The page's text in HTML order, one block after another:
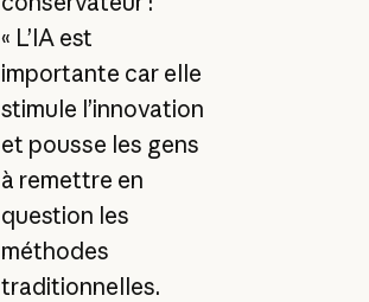
« L’IA est
importante car elle
stimule l’innovation
et pousse les gens
à remettre en
question les
méthodes
traditionnelles.